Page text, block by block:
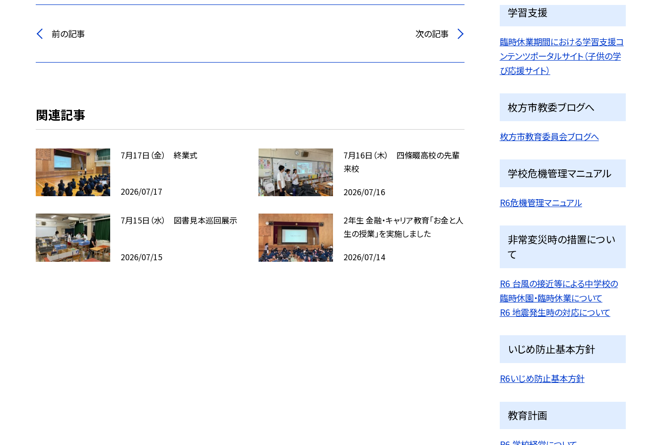
前の記事 次の記事
関連記事
7月17日（金） 終業式
2026/07/17
7月16日（木） 四條畷高校の先輩
来校
2026/07/16
7月15日（水） 図書見本巡回展示
2026/07/15
2年生 金融・キャリア教育「お金と人
生の授業」を実施しました
2026/07/14
学習支援
臨時休業期間における学習支援コ
ンテンツポータルサイト（子供の学
び応援サイト）
枚方市教委ブログへ
枚方市教育委員会ブログへ
学校危機管理マニュアル
R6危機管理マニュアル
非常変災時の措置につい
て
R6 台風の接近等による中学校の
臨時休園・臨時休業について
R6 地震発生時の対応について
いじめ防止基本方針
R6いじめ防止基本方針
教育計画